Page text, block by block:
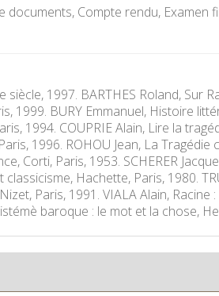
Compte rendu, Examen
1997. BARTHES Roland, Sur
1999. BURY Emmanuel, Histoire
1994. COUPRIE Alain, Lire la
1996. ROHOU Jean, La Tragédie
Corti, Paris, 1953. SCHERER
Hachette, Paris, 1980.
Paris, 1991. VIALA Alain, Racine
baroque : le mot et la chose,